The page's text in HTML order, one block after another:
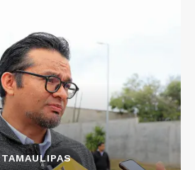
TAMAULIPAS